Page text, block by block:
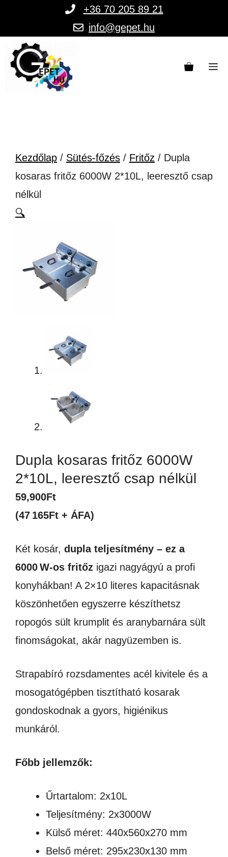
tartalomba
+36 70 205 89 21
info@gepet.hu
Kezdőlap / Sütés-főzés / Fritőz / Dupla
kosaras fritőz 6000W 2*10L, leeresztő csap
nélkül
🔍
Dupla kosaras fritőz 6000W
2*10L, leeresztő csap nélkül
59,900Ft
(47 165Ft + ÁFA)
Két kosár, dupla teljesítmény – ez a
6000 W-os fritőz igazi nagyágyú a profi
konyhákban! A 2×10 literes kapacitásnak
köszönhetően egyszerre készíthetsz
ropogós sült krumplit és aranybarnára sült
finomságokat, akár nagyüzemben is.
Strapabíró rozsdamentes acél kivitele és a
mosogatógépben tisztítható kosarak
gondoskodnak a gyors, higiénikus
munkáról.
Főbb jellemzők:
Űrtartalom: 2x10L
Teljesítmény: 2x3000W
Külső méret: 440x560x270 mm
Belső méret: 295x230x130 mm